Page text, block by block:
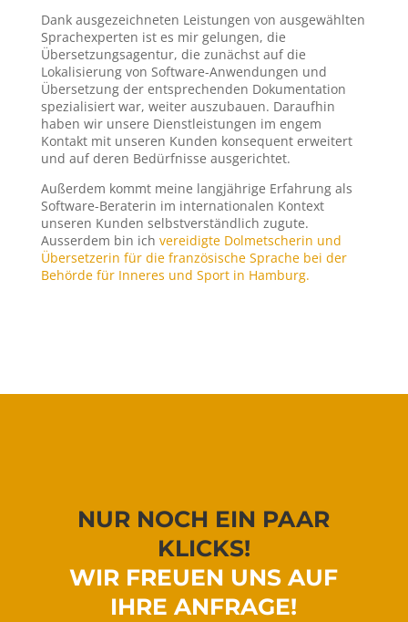
Dank ausgezeichneten Leistungen von ausgewählten
Sprachexperten ist es mir gelungen, die
Übersetzungsagentur, die zunächst auf die
Lokalisierung von Software-Anwendungen und
Übersetzung der entsprechenden Dokumentation
spezialisiert war, weiter auszubauen. Daraufhin
haben wir unsere Dienstleistungen im engem
Kontakt mit unseren Kunden konsequent erweitert
und auf deren Bedürfnisse ausgerichtet.
Außerdem kommt meine langjährige Erfahrung als
Software-Beraterin im internationalen Kontext
unseren Kunden selbstverständlich zugute.
Ausserdem bin ich vereidigte Dolmetscherin und
Übersetzerin für die französische Sprache bei der
Behörde für Inneres und Sport in Hamburg.
NUR NOCH EIN PAAR
KLICKS!
WIR FREUEN UNS AUF
IHRE ANFRAGE!